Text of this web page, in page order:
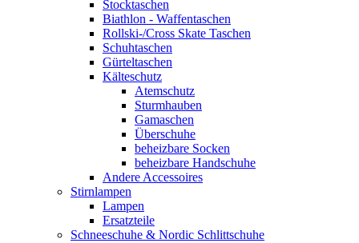
Stocktaschen
Biathlon - Waffentaschen
Rollski-/Cross Skate Taschen
Schuhtaschen
Gürteltaschen
Kälteschutz
Atemschutz
Sturmhauben
Gamaschen
Überschuhe
beheizbare Socken
beheizbare Handschuhe
Andere Accessoires
Stirnlampen
Lampen
Ersatzteile
Schneeschuhe & Nordic Schlittschuhe